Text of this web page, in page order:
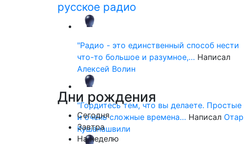
русское радио
"Радио - это единственный способ нести
что-то большое и разумное,… Написал
Алексей Волин
"Гордитесь тем, что вы делаете. Простые
и очень сложные времена… Написал Отар
Кушанашвили
Дни рождения
Сегодня
Завтра
На неделю